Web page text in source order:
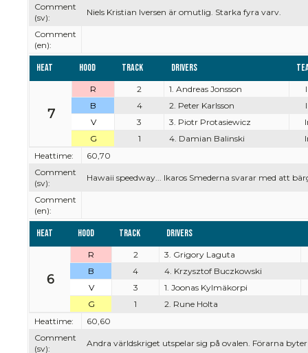
Comment
(sv):
Niels Kristian Iversen är omutlig. Starka fyra varv.
Comment
(en):
Heat Hood Track Drivers
7
R 2 1. Andreas Jonsson
B
4 2. Peter Karlsson
V
3 3. Piotr Protasiewicz
G
1 4. Damian Balinski
Heattime:
60,70
Comment
(sv):
Hawaii speedway... Ikaros Smederna svarar med att
Comment
(en):
Heat Hood Track Drivers
6
R 2
3. Grigory Laguta
B
4
4. Krzysztof Buczkowski
V
3
1. Joonas Kylmäkorpi
G
1
2. Rune Holta
Heattime:
60,60
Comment
(sv):
Andra världskriget utspelar sig på ovalen. Förarna